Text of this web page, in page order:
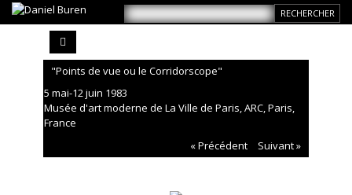
"Points de vue ou le Corridorscope"
5 mai-12 juin 1983
Musée d'art moderne de La Ville de Paris, ARC, Paris,
France
« Précédent
Suivant »